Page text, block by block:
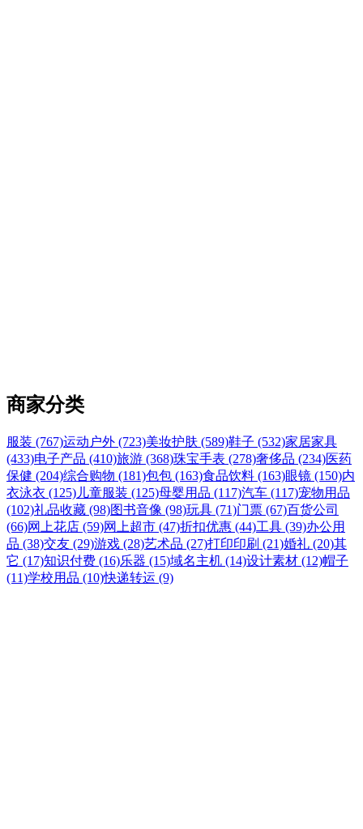
商家分类
服装 (767)运动户外 (723)美妆护肤 (589)鞋子 (532)家居家具
(433)电子产品 (410)旅游 (368)珠宝手表 (278)奢侈品 (234)医药
保健 (204)综合购物 (181)包包 (163)食品饮料 (163)眼镜 (150)内
衣泳衣 (125) 儿童服装 (125)母婴用品 (117)汽车 (117)宠物用品
(102)礼品收藏 (98)图书音像 (98)玩具 (71)门票 (67)百货公司
(66)网上花店 (59)网上超市 (47)折扣优惠 (44)工具 (39)办公用
品 (38)交友 (29)游戏 (28)艺术品 (27)打印印刷 (21)婚礼 (20)其
它 (17)知识付费 (16)乐器 (15)域名主机 (14)设计素材 (12)帽子
(11)学校用品 (10)快递转运 (9)